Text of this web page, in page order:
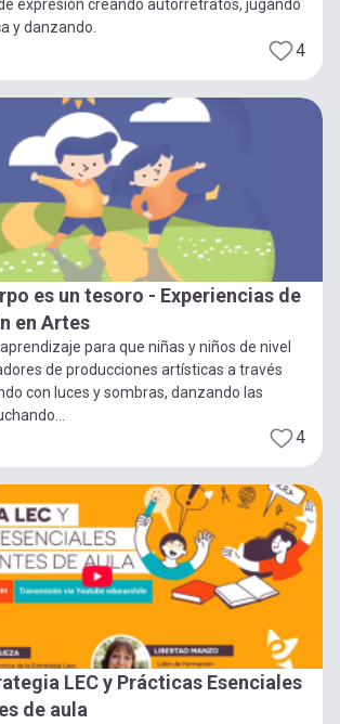
expresión creando autorretratos, jugando
y danzando.
4
es un tesoro - Experiencias de
en Artes
para que niñas y niños de nivel
de producciones artísticas a través
con luces y sombras, danzando las
4
LEC y Prácticas Esenciales
de aula